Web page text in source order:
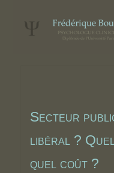
Secteur
libéral ?
quel coût ?